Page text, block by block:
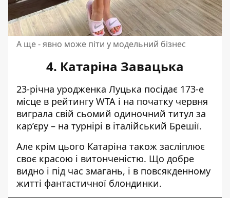
А ще - явно може піти у модельний бізнес
4. Катаріна Завацька
23-річна уродженка Луцька посідає 173-е
місце в рейтингу WTA і на початку червня
виграла свій сьомий одиночний титул за
кар’єру – на турнірі в італійський Брешії.
Але крім цього Катаріна також засліплює
своє красою і витонченістю. Що добре
видно і під час змагань, і в повсякденному
житті фантастичної блондинки.